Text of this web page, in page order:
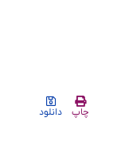
چاپ دانلود